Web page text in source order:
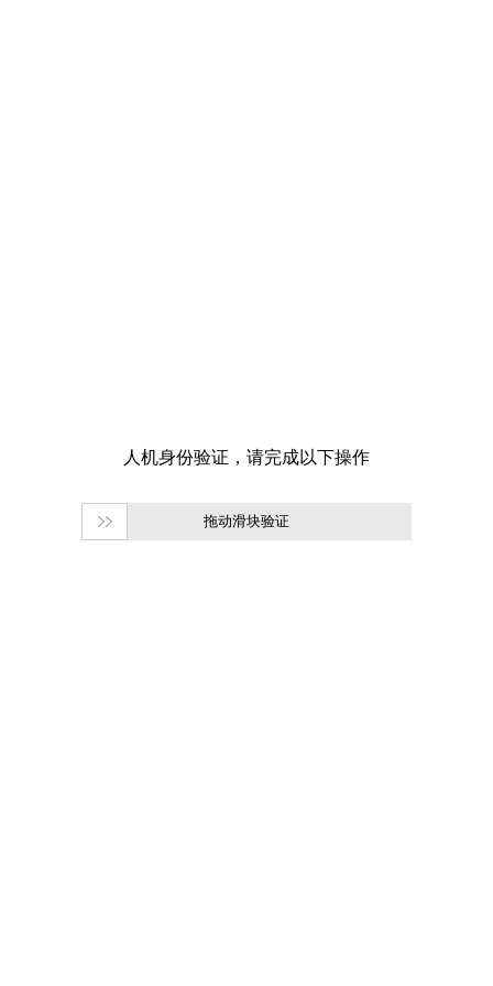
拖动滑块验证